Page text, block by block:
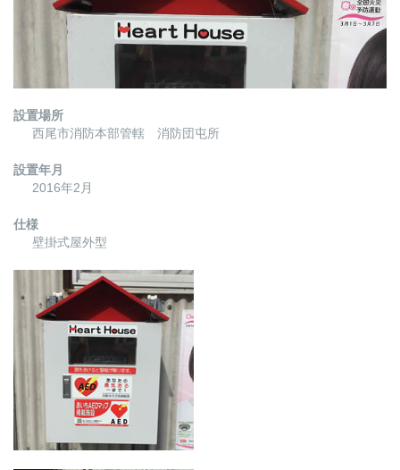
設置場所
西尾市消防本部管轄 消防団屯所
設置年月
2016年2月
仕様
壁掛式屋外型